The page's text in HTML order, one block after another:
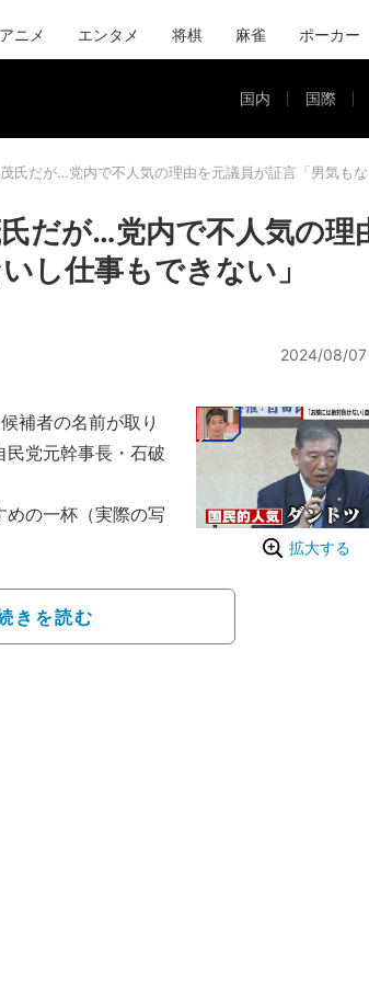
アニメ エンタメ 将棋 麻雀 ポーカー
国内 国際
氏だが…党内で不人気の理由を元議員が証言「男気もな
だが…党内で不人気の理
し仕事もできない」
2024/08/
拡大する
補者の名前が取り
民党元幹事長・石破
めの一杯（実際の写
4連敗。厳しい状況
民党のイメージが
きを読む